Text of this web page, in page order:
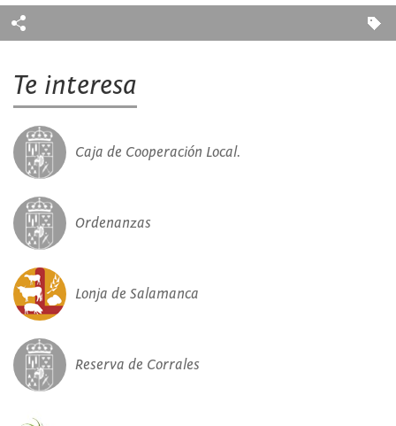
Te interesa
Caja de Cooperación Local.
Ordenanzas
Lonja de Salamanca
Reserva de Corrales